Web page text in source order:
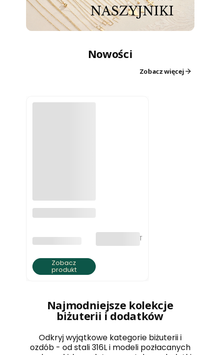
Nowości
Zobacz więcej
kamieni
jadeit pastelowa
harmonia
PRODUCENT bez VAT
Zobacz
produkt
Najmodniejsze kolekcje
biżuterii i dodatków
Odkryj wyjątkowe kategorie biżuterii i
ozdób - od stali 316L i modeli pozłacanych